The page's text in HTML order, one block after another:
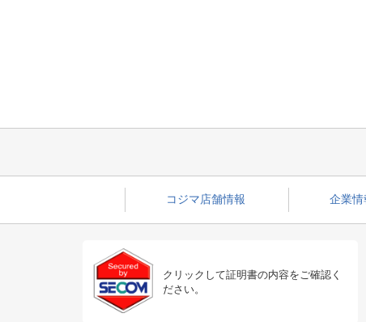
コジマ店舗情報 企業情
クリックして証明書の内容をご確認く
ださい。